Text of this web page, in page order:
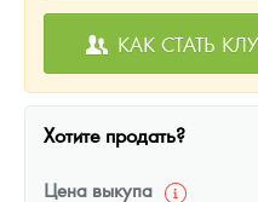
КАК СТАТЬ
Хотите продать?
Цена выкупа